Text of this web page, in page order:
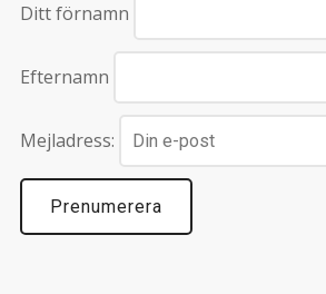
Ditt förnamn
Efternamn
Mejladress: